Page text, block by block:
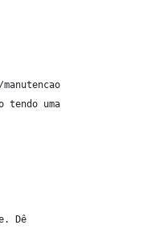
tendo uma
Dê